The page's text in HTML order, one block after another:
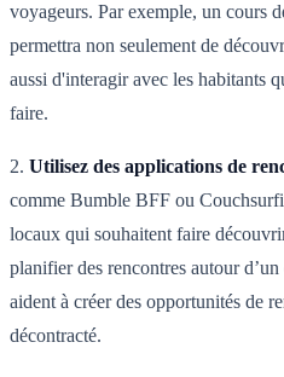
voyageurs. Par exemple, un cours
permettra non seulement de
aussi d'interagir avec les habitants
faire.
2. Utilisez des applications de
comme Bumble BFF ou
locaux qui souhaitent faire
planifier des rencontres autour
aident à créer des opportunités de
décontracté.